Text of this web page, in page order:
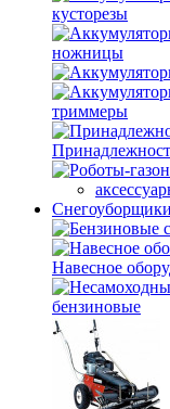
кусторезы
ножницы
триммеры
Снегоуборщики
Навесное
бензиновые